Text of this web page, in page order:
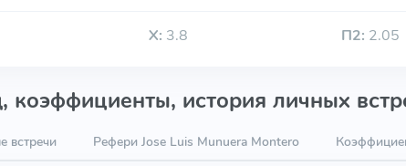
Х: 3.8 П2: 2.05
коэффициенты, история личных
встречи Рефери Jose Luis Munuera Montero